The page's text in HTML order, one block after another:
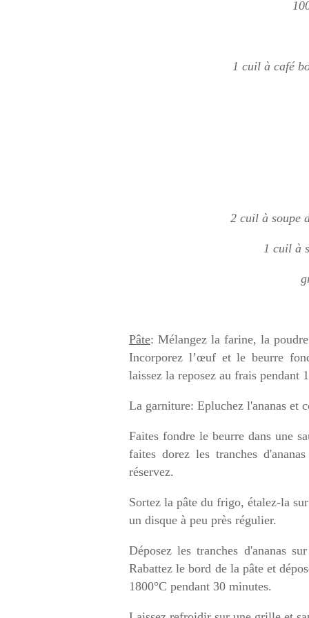
1 cuil à café
2 cuil à soupe
1 cuil à
Pâte: Mélangez la farine, la
Incorporez l’œuf et le beurre
laissez la reposez au frais pendant
La garniture: Epluchez l'ananas et
Faites fondre le beurre dans une
faites dorez les tranches
réservez.
Sortez la pâte du frigo, étalez-la
un disque à peu près régulier.
Déposez les tranches d'ananas
Rabattez le bord de la pâte et
1800°C pendant 30 minutes.